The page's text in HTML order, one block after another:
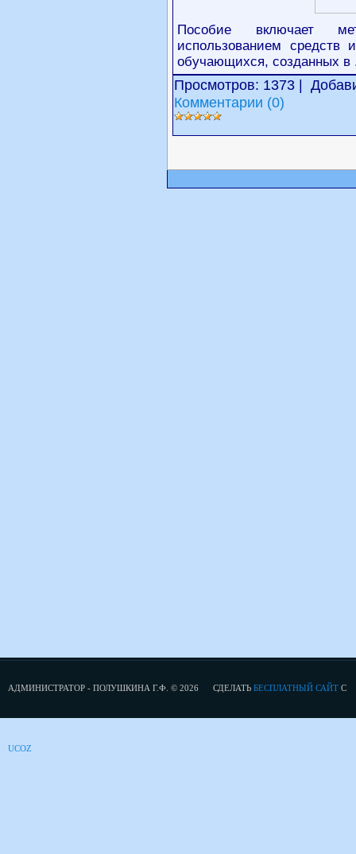
Пособие включает
использованием средств
обучающихся, созданных в
Просмотров: 1373 |
Комментарии (0)
АДМИНИСТРАТОР - ПОЛУШКИНА Г.Ф. © 2026 СДЕЛАТЬ БЕСПЛАТНЫЙ САЙТ С
UCOZ